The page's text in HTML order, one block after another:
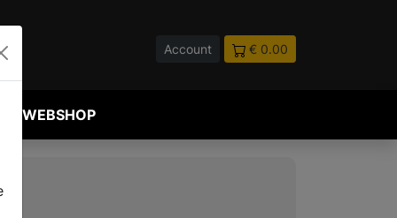
Account € 0.00
WEBSHOP